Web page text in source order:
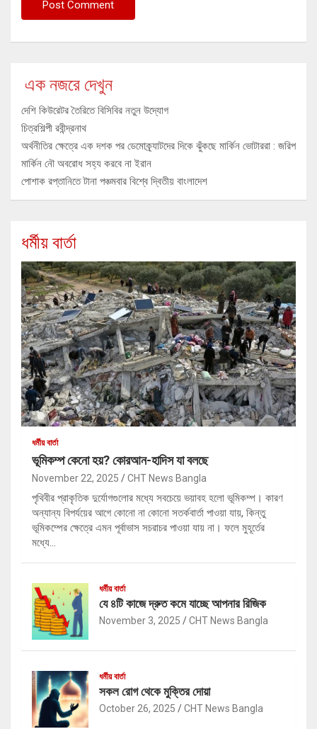
এক নজরে দেখুন
দেশি কিউরেটর তৈরিতে বিসিবির নতুন উদ্যোগ
চিত্রশিল্পী রবীন্দ্রনাথ
অর্থনীতির ক্ষেত্রে এক দশক পর ডেমোক্র্যাটদের দিকে ঝুঁকছে মার্কিন ভোটাররা : জরিপ
মার্কিন নৌ অবরোধ সহ্য করবে না ইরান
পোশাক রপ্তানিতে টানা পঞ্চমবার বিশ্বে দ্বিতীয় বাংলাদেশ
ধর্মীয় বার্তা
ধর্মীয় বার্তা
ভূমিকম্প কেনো হয়? কোরআন-হাদিস যা বলছে
November 22, 2025 CHT News Bangla
পৃথিবীর প্রাকৃতিক দুর্যোগগুলোর মধ্যে সবচেয়ে ভয়াবহ হলো ভূমিকম্প। কারণ
অন্যান্য বিপর্যয়ের আগে কোনো না কোনো সতর্কবার্তা পাওয়া যায়, কিন্তু
ভূমিকম্পের ক্ষেত্রে এমন পূর্বাভাস সচরাচর পাওয়া যায় না। ফলে মুহূর্তের
মধ্যে…
ধর্মীয় বার্তা
যে ৪টি কাজে দ্রুত কমে যাচ্ছে আপনার রিজিক
November 3, 2025 CHT News Bangla
ধর্মীয় বার্তা
সকল রোগ থেকে মুক্তির দোয়া
October 26, 2025 CHT News Bangla